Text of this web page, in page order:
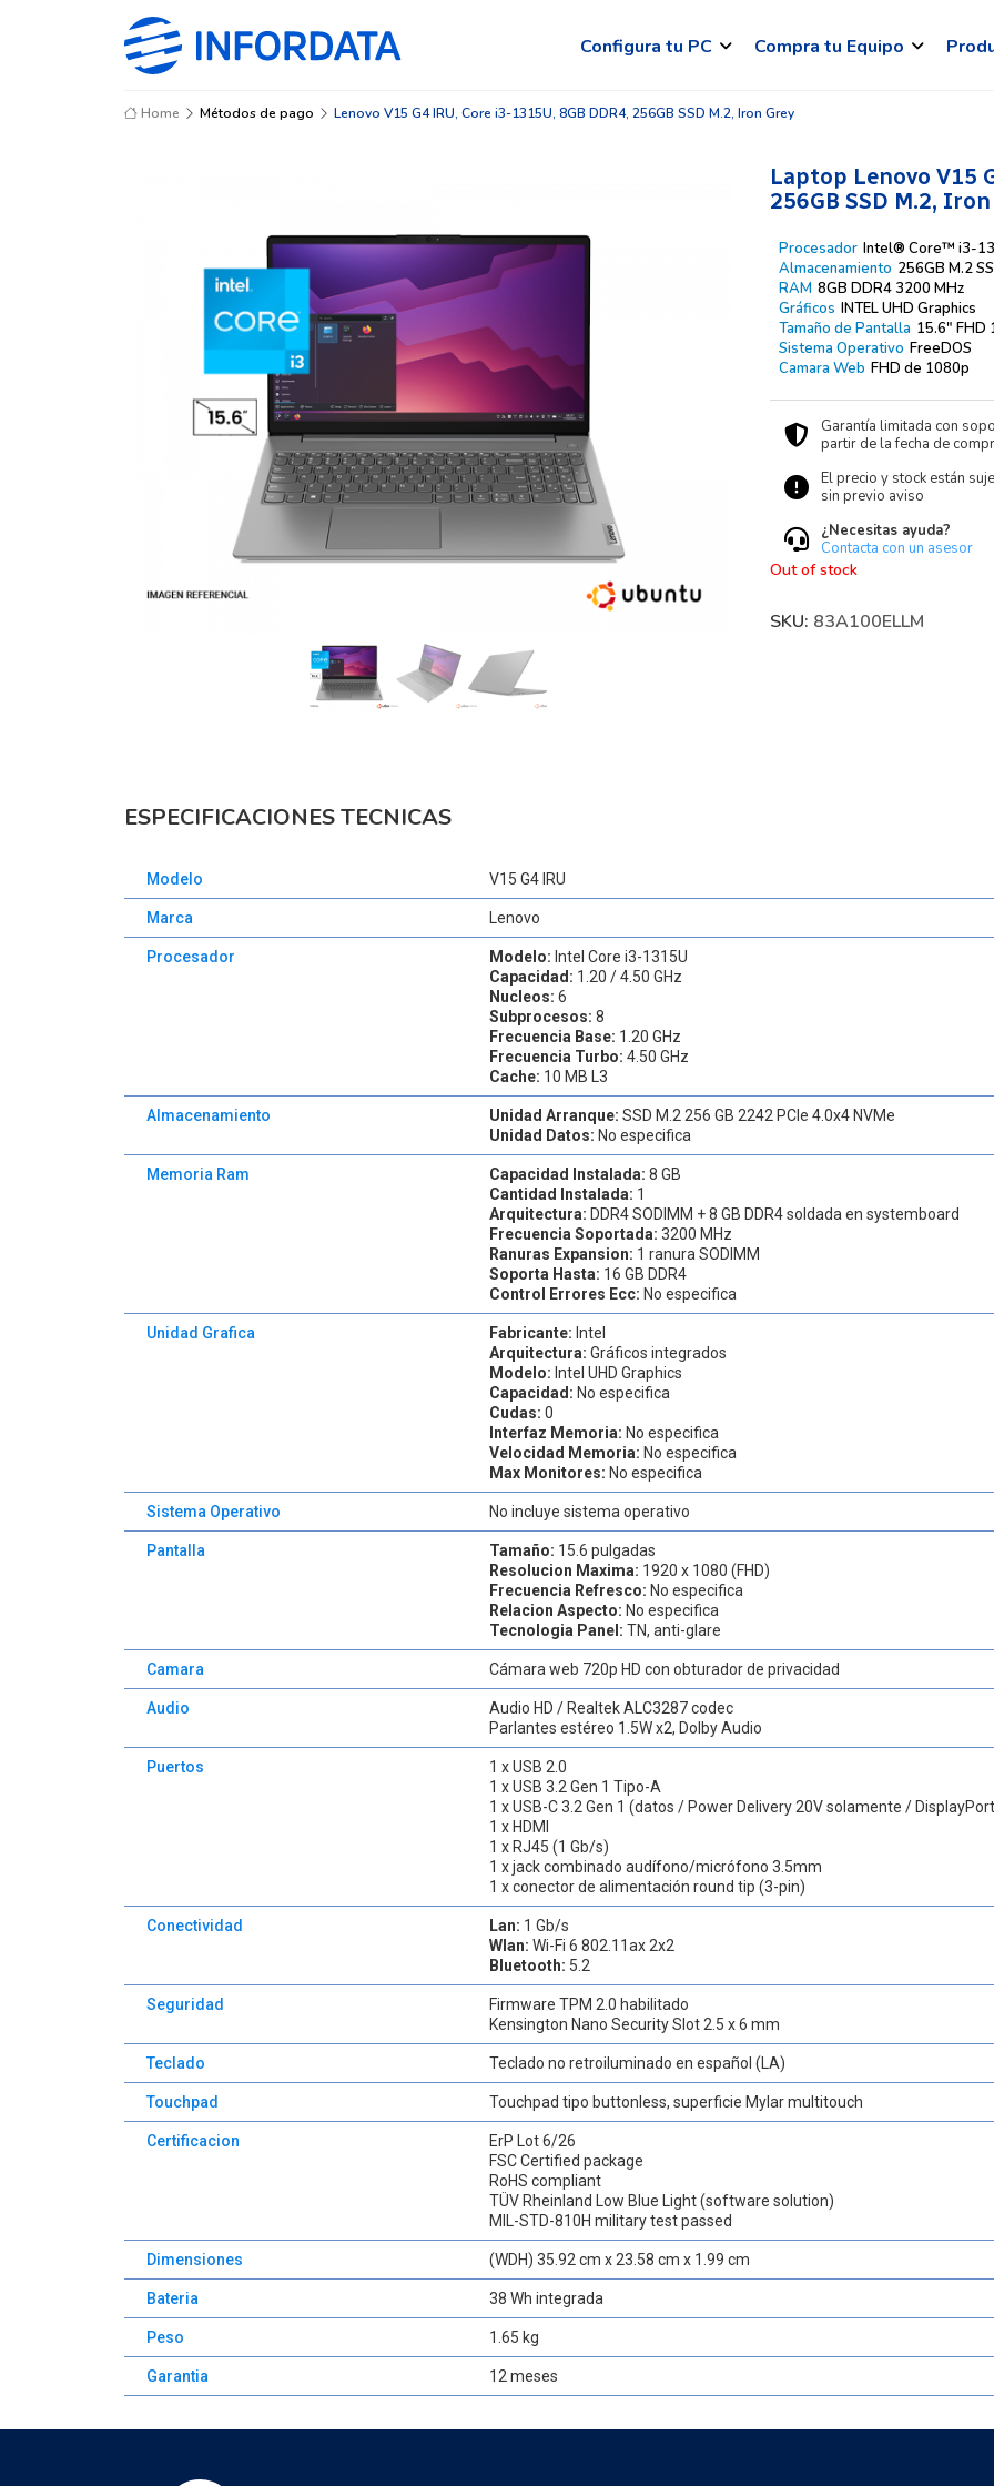
Configura tu PC Compra tu Equipo
Home Métodos de pago Lenovo V15 G4 IRU, Core i3-1315U, 8GB DDR4, 256GB SSD M.2, Iron Grey
Laptop Lenovo V15
256GB SSD M.2,
Procesador Intel® Core™ i3-
Almacenamiento 256GB M.2
RAM 8GB DDR4 3200 MHz
Gráficos INTEL UHD Graphics
Tamaño de Pantalla 15.6″
Sistema Operativo FreeDOS
Camara Web FHD de 1080p
Garantía limitada con
partir de la fecha de
El precio y stock están
sin previo aviso
¿Necesitas ayuda?
Contacta con un asesor
Out of stock
SKU: 83A100ELLM
ESPECIFICACIONES TECNICAS
Modelo V15 G4 IRU
Marca Lenovo
Procesador Modelo: Intel Core i3-1315U
Capacidad: 1.20 / 4.50 GHz
Nucleos:6
Subprocesos:8
Frecuencia Base: 1.20 GHz
Frecuencia Turbo:4.50 GHz
Cache: 10 MB L3
Almacenamiento Unidad Arranque:SSD M.2 256 GB 2242 PCIe 4.0x4 NVMe
Unidad Datos: No especifica
Memoria Ram Capacidad Instalada:8 GB
Cantidad Instalada: 1
Arquitectura: DDR4 SODIMM + 8 GB DDR4 soldada en systemboard
Frecuencia Soportada:3200 MHz
Ranuras Expansion: 1 ranura SODIMM
Soporta Hasta: 16 GB DDR4
Control Errores Ecc: No especifica
Unidad Grafica Fabricante: Intel
Arquitectura:Gráficos integrados
Modelo: Intel UHD Graphics
Capacidad: No especifica
Cudas:0
Interfaz Memoria: No especifica
Velocidad Memoria: No especifica
Max Monitores: No especifica
Sistema Operativo No incluye sistema operativo
Pantalla Tamaño: 15.6 pulgadas
Resolucion Maxima: 1920 x 1080 (FHD)
Frecuencia Refresco: No especifica
Relacion Aspecto: No especifica
Tecnologia Panel:TN, anti-glare
Camara Cámara web 720p HD con obturador de privacidad
Audio
Audio HD / Realtek ALC3287 codec
Parlantes estéreo 1.5W x2, Dolby Audio
Puertos
1 x USB 2.0
1 x USB 3.2 Gen 1 Tipo-A
1 x USB-C 3.2 Gen 1 (datos / Power Delivery 20V solamente /
1 x HDMI
1 x RJ45 (1 Gb/s)
1 x jack combinado audífono/micrófono 3.5mm
1 x conector de alimentación round tip (3-pin)
Conectividad Lan: 1 Gb/s
Wlan:Wi-Fi 6 802.11ax 2x2
Bluetooth: 5.2
Seguridad
Firmware TPM 2.0 habilitado
Kensington Nano Security Slot 2.5 x 6 mm
Teclado Teclado no retroiluminado en español (LA)
Touchpad Touchpad tipo buttonless, superficie Mylar multitouch
Certificacion
ErP Lot 6/26
FSC Certified package
RoHS compliant
TÜV Rheinland Low Blue Light (software solution)
MIL-STD-810H military test passed
Dimensiones (WDH) 35.92 cm x 23.58 cm x 1.99 cm
Bateria 38 Wh integrada
Peso 1.65 kg
Garantia 12 meses